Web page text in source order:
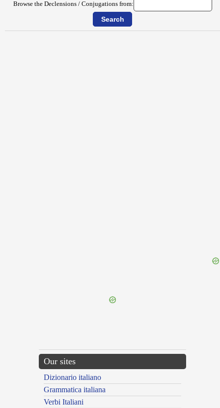
Browse the Declensions / Conjugations from:
Our sites
Dizionario italiano
Grammatica italiana
Verbi Italiani